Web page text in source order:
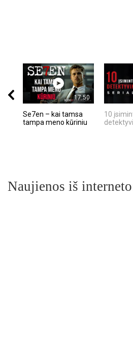
17:50
Se7en – kai tamsa
tampa meno kūriniu
10
Naujienos iš